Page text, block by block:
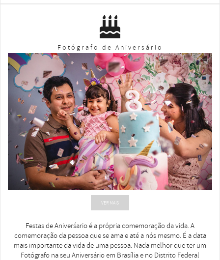
Fotógrafo de Aniversário
VER MAIS
Festas de Aniver´sario é a própria comemoração da vida. A
comemoração da pessoa que se ama e até a nós mesmo. É a data
mais importante da vida de uma pessoa. Nada melhor que ter um
Fotógrafo na seu Aniversário em Brasília e no Distrito Federal